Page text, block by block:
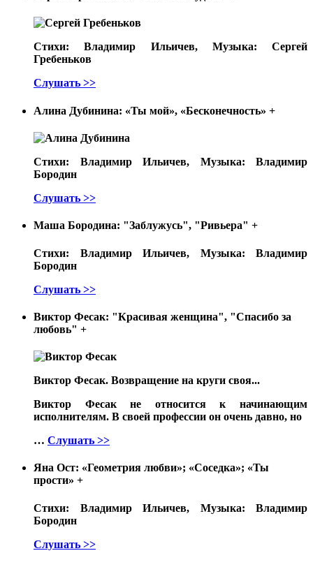
Стихи: Владимир Ильичев, Музыка: Сергей
Гребеньков
Слушать >>
Алина Дубинина: «Ты мой», «Бесконечность» +
Стихи: Владимир Ильичев, Музыка: Владимир
Бородин
Слушать >>
Маша Бородина: "Заблужусь", "Ривьера" +
Стихи: Владимир Ильичев, Музыка: Владимир
Бородин
Слушать >>
Виктор Фесак: "Красивая женщина", "Спасибо за
любовь" +
Виктор Фесак. Возвращение на круги своя...
Виктор Фесак не относится к начинающим
исполнителям. В своей профессии он очень давно, но
… Слушать >>
Яна Ост: «Геометрия любви»; «Соседка»; «Ты
прости» +
Стихи: Владимир Ильичев, Музыка: Владимир
Бородин
Слушать >>